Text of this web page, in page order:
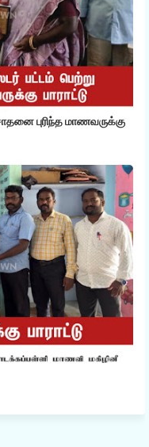
புரிந்த மாணவருக்கு